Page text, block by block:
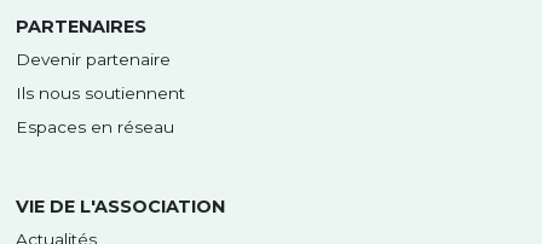
PARTENAIRES
Devenir partenaire
Ils nous soutiennent
Espaces en réseau
VIE DE L'ASSOCIATION
Actualités